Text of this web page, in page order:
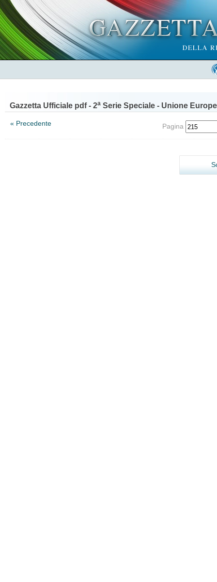
Gazzetta Ufficiale pdf - 2a Serie Speciale - Unione
« Precedente Pagina